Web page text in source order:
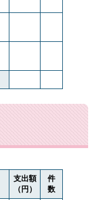
支出額
（円）
件
数